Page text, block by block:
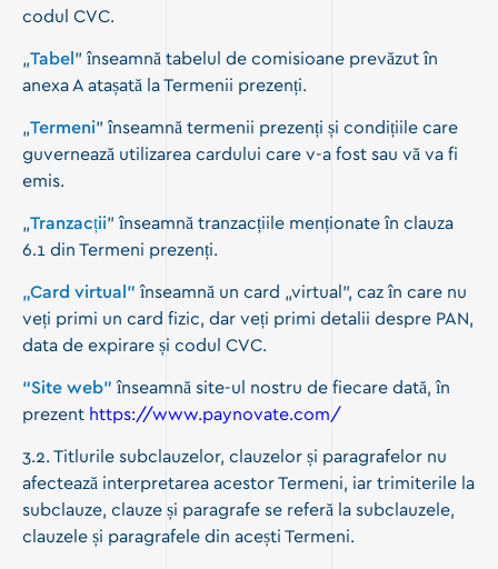
codul CVC.
„Tabel ” înseamnă tabelul de comisioane prevăzut în
anexa A atașată la Termenii prezenți.
„Termeni” înseamnă termenii prezenți și condițiile care
guvernează utilizarea cardului care v-a fost sau vă va fi
emis.
„Tranzacții” înseamnă tranzacțiile menționate în clauza
6.1 din Termeni prezenți.
„Card virtual” înseamnă un card „virtual”, caz în care nu
veți primi un card fizic, dar veți primi detalii despre PAN,
data de expirare și codul CVC.
“Site web”înseamnă site-ul nostru de fiecare dată, în
prezent https://www.paynovate.com/
3.2. Titlurile subclauzelor, clauzelor și paragrafelor nu
afectează interpretarea acestor Termeni, iar trimiterile la
subclauze, clauze și paragrafe se referă la subclauzele,
clauzele și paragrafele din acești Termeni.